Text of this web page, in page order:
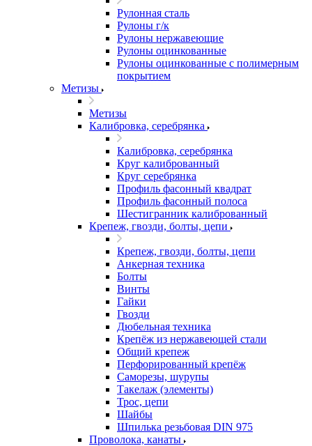
Рулонная сталь
Рулоны г/к
Рулоны нержавеющие
Рулоны оцинкованные
Рулоны оцинкованные с полимерным
покрытием
Метизы
Метизы
Калибровка, серебрянка
Калибровка, серебрянка
Круг калиброванный
Круг серебрянка
Профиль фасонный квадрат
Профиль фасонный полоса
Шестигранник калиброванный
Крепеж, гвозди, болты, цепи
Крепеж, гвозди, болты, цепи
Анкерная техника
Болты
Винты
Гайки
Гвозди
Дюбельная техника
Крепёж из нержавеющей стали
Общий крепеж
Перфорированный крепёж
Саморезы, шурупы
Такелаж (элементы)
Трос, цепи
Шайбы
Шпилька резьбовая DIN 975
Проволока, канаты